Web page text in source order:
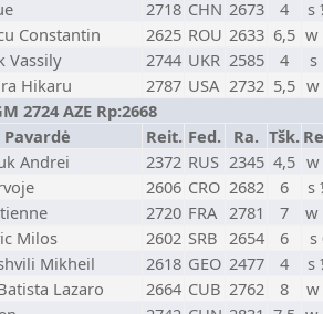
2718 CHN 2673 4
s
Constantin 2625 ROU 2633 6,5 w
Vassily 2744 UKR 2585 4
s
Hikaru 2787 USA 2732 5,5 w
2724 AZE Rp:2668
Pavardė Reit. Fed. Ra. Tšk.
Andrei 2372 RUS 2345 4,5 w
2606 CRO 2682 6
s
2720 FRA 2781 7
w
Milos 2602 SRB 2654 6
s
Mikheil 2618 GEO 2477 4
s
Lazaro 2664 CUB 2762 8
w